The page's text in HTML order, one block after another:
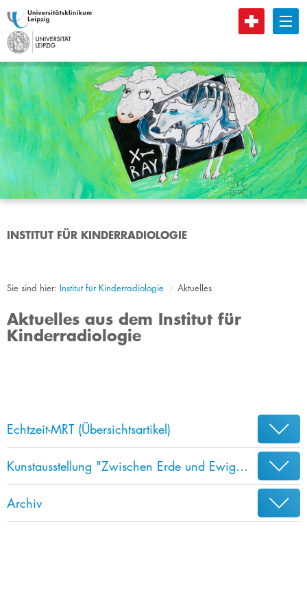
B
INSTITUT FÜR KINDERRADIOLOGIE
Sie sind hier: Institut für Kinderradiologie Aktuelles
Aktuelles aus dem Institut für
Kinderradiologie
Echtzeit-MRT (Übersichtsartikel)
Kunstausstellung "Zwischen Erde und Ewigkeit"
Archiv